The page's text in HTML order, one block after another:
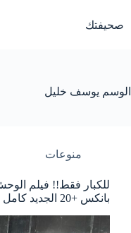
المحتوى
صحيفتك
الوسم يوسف خليل
منوعات
للكبار فقط!! فيلم
بانكس +20 الجديد كامل